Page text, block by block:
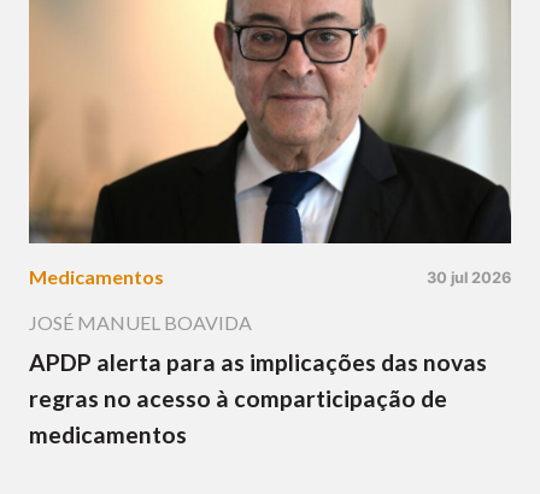
Medicamentos 30 jul 2026
JOSÉ MANUEL BOAVIDA
APDP alerta para as implicações das novas
regras no acesso à comparticipação de
medicamentos